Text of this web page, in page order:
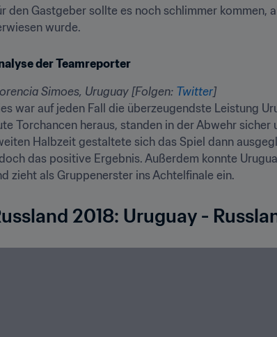
den Gastgeber sollte es noch schlimmer
wurde.
der Teamreporter
Simoes, Uruguay [Folgen: Twitter]
war auf jeden Fall die überzeugendste Leistung
Torchancen heraus, standen in der Abwehr
Halbzeit gestaltete sich das Spiel dann
das positive Ergebnis. Außerdem konnte
zieht als Gruppenerster ins Achtelfinale ein.
2018: Uruguay -